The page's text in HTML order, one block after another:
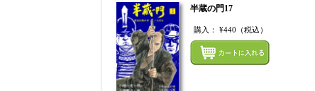
半蔵の門17
購入： ¥440 （税込）